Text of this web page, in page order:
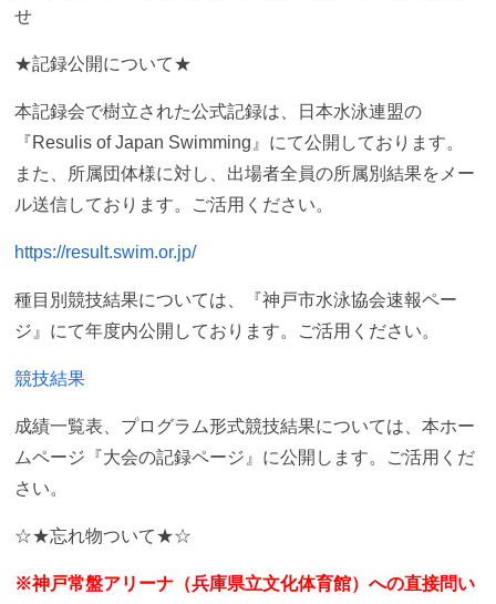
せ
★記録公開について★
本記録会で樹立された公式記録は、日本水泳連盟の
『Resulis of Japan Swimming』にて公開しております。
また、所属団体様に対し、出場者全員の所属別結果をメー
ル送信しております。ご活用ください。
https://result.swim.or.jp/
種目別競技結果については、『神戸市水泳協会速報ペー
ジ』にて年度内公開しております。ご活用ください。
競技結果
成績一覧表、プログラム形式競技結果については、本ホー
ムページ『大会の記録ページ』に公開します。ご活用くだ
さい。
☆★忘れ物ついて★☆
※神戸常盤アリーナ（兵庫県立文化体育館）への直接問い